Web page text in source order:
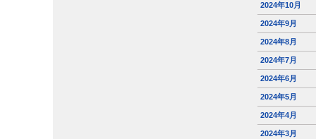
2024年10月
2024年9月
2024年8月
2024年7月
2024年6月
2024年5月
2024年4月
2024年3月